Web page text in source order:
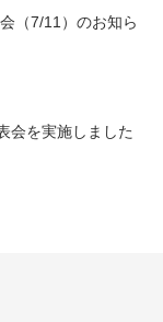
（7/11）のお知ら
会を実施しました